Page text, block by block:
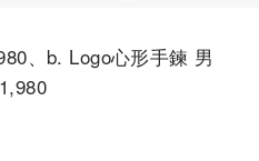
、b. Logo心形手鍊 男